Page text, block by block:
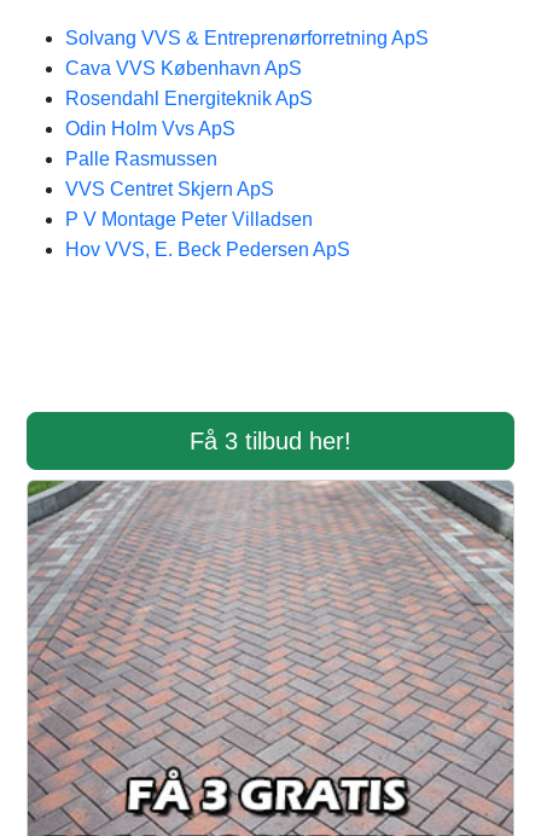
Solvang VVS & Entreprenørforretning ApS
Cava VVS København ApS
Rosendahl Energiteknik ApS
Odin Holm Vvs ApS
Palle Rasmussen
VVS Centret Skjern ApS
P V Montage Peter Villadsen
Hov VVS, E. Beck Pedersen ApS
Få 3 tilbud her!